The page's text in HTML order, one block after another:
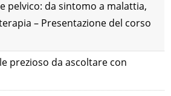
pelvico: da sintomo a malattia,
– Presentazione del corso
prezioso da ascoltare con